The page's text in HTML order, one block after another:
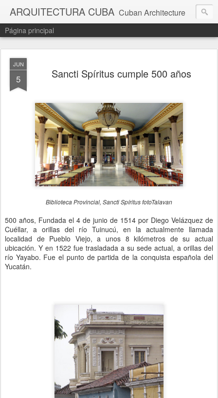
ARQUITECTURA CUBA Cuban Architecture
Página principal
JUN
5 Sancti Spíritus cumple 500 años
Biblioteca Provincial, Sancti Spíritus fotoTalavan
500 años, Fundada el 4 de junio de 1514 por Diego Velázquez de
Cuéllar, a orillas del río Tuinucú, en la actualmente llamada
localidad de Pueblo Viejo, a unos 8 kilómetros de su actual
ubicación. Y en 1522 fue trasladada a su sede actual, a orillas del
río Yayabo. Fue el punto de partida de la conquista española del
Yucatán.